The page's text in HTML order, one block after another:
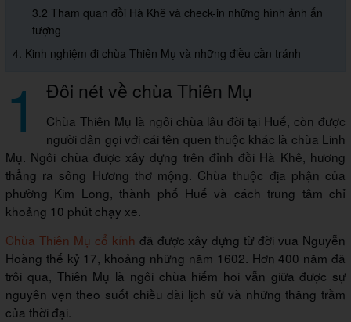
3.2 Tham quan đồi Hà Khê và check-in những hình ảnh ấn
tượng
4. Kinh nghiệm đi chùa Thiên Mụ và những điều cần tránh
1 Đôi nét về chùa Thiên Mụ
Chùa Thiên Mụ là ngôi chùa lâu đời tại Huế, còn được
người dân gọi với cái tên quen thuộc khác là chùa Linh
Mụ. Ngôi chùa được xây dựng trên đỉnh đồi Hà Khê, hương
thẳng ra sông Hương thơ mộng. Chùa thuộc địa phận của
phường Kim Long, thành phố Huế và cách trung tâm chỉ
khoảng 10 phút chạy xe.
Chùa Thiên Mụ cổ kính đã được xây dựng từ đời vua Nguyễn
Hoàng thế kỷ 17, khoảng những năm 1602. Hơn 400 năm đã
trôi qua, Thiên Mụ là ngôi chùa hiếm hoi vẫn giữa được sự
nguyên vẹn theo suốt chiều dài lịch sử và những thăng trầm
của thời đại.